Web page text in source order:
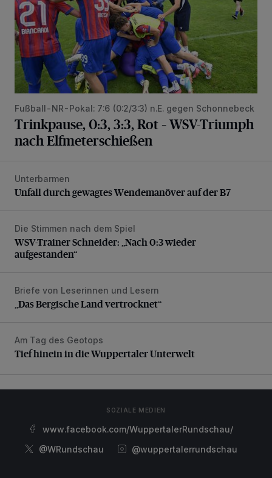
Fußball-NR-Pokal: 7:6 (0:2/3:3) n.E. gegen Schonnebeck
Trinkpause, 0:3, 3:3, Rot – WSV-Triumph
nach Elfmeterschießen
Unfall durch gewagtes Wendemanöver auf der B7
Unterbarmen
Unfall durch gewagtes Wendemanöver auf der B7
WSV-Trainer Schneider: „Nach 0:3 wieder aufgestanden“
Die Stimmen nach dem Spiel
WSV-Trainer Schneider: „Nach 0:3 wieder
aufgestanden“
„Das Bergische Land vertrocknet“
Briefe von Leserinnen und Lesern
„Das Bergische Land vertrocknet“
Tief hinein in die Wuppertaler Unterwelt
Am Tag des Geotops
Tief hinein in die Wuppertaler Unterwelt
SOZIALE MEDIEN
www.facebook.com/WuppertalerRundschau/
@WRundschau
@wuppertalerrundschau